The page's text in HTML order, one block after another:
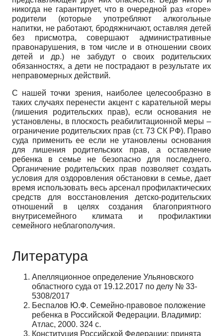
никогда не гарантирует, что в очередной раз «горе»
родители (которые употребляют алкогольные
напитки, не работают, бродяжничают, оставляя детей
без присмотра, совершают административные
правонарушения, в том числе и в отношении своих
детей и др.) не забудут о своих родительских
обязанностях, а дети не пострадают в результате их
неправомерных действий.
С нашей точки зрения, наиболее целесообразно в
таких случаях перенести акцент с карательной меры
(лишения родительских прав), если основания не
установлены, в плоскость реабилитационной меры –
ограничение родительских прав (ст. 73 СК РФ). Право
суда применить ее если не утановлены основания
для лишения родительских прав, а оставление
ребенка в семье не безопасно для последнего.
Органичение родительских прав позволяет создать
условия для оздоровления обстановки в семье, дает
время использовать весь арсенал профилактических
средств для восстановления детско-родительских
отношений в целях создания благоприятного
внутрисемейного климата и профилактики
семейного неблагополучия.
Литература
Апелляционное определение Ульяновского
областного суда от 19.12.2017 по делу № 33-
5308/2017
Беспалов Ю.Ф. Семейно-правовое положение
ребенка в Российской Федерации. Владимир:
Атлас, 2000. 324 с.
Конституция Российской Федерации: принята